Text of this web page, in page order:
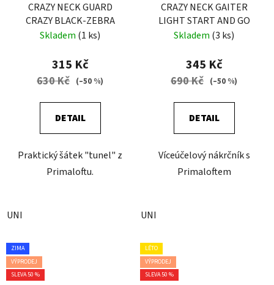
CRAZY NECK GUARD
CRAZY BLACK-ZEBRA
Skladem (1 ks)
315 Kč
630 Kč (–50 %)
DETAIL
Praktický šátek "tunel" z
Primaloftu.
UNI
CRAZY NECK GAITER
LIGHT START AND GO
Skladem (3 ks)
345 Kč
690 Kč (–50 %)
DETAIL
Víceúčelový nákrčník s
Primaloftem
UNI
ZIMA
VÝPRODEJ
SLEVA 50 %
LÉTO
VÝPRODEJ
SLEVA 50 %